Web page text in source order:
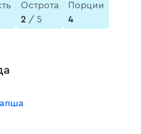
Острота
2 / 5
Порции
4